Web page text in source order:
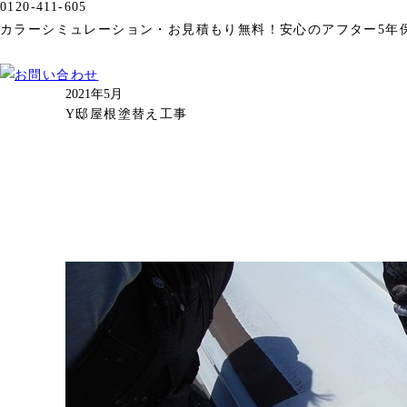
0120-411-605
カラーシミュレーション・お見積もり無料！ 安心のアフター5年
2021年5月
Y邸屋根塗替え工事